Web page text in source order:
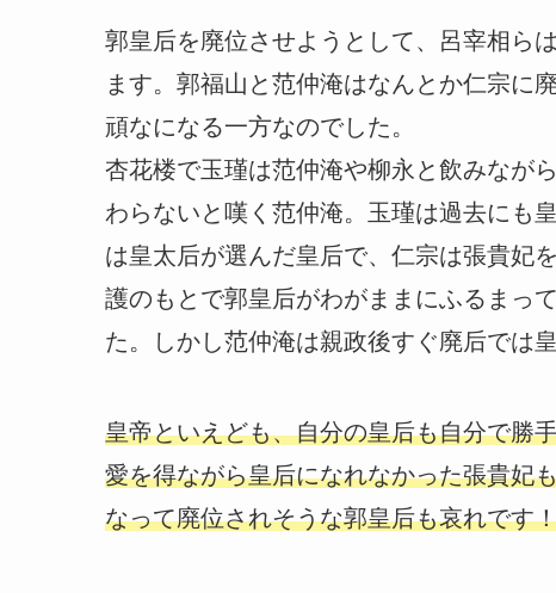
郭皇后を廃位させようとして、呂宰相ら
ます。郭福山と范仲淹はなんとか仁宗に
頑なになる一方なのでした。
杏花楼で玉瑾は范仲淹や柳永と飲みなが
わらないと嘆く范仲淹。玉瑾は過去にも
は皇太后が選んだ皇后で、仁宗は張貴妃
護のもとで郭皇后がわがままにふるまっ
た。しかし范仲淹は親政後すぐ廃后では
皇帝といえども、自分の皇后も自分で勝
愛を得ながら皇后になれなかった張貴妃
なって廃位されそうな郭皇后も哀れです